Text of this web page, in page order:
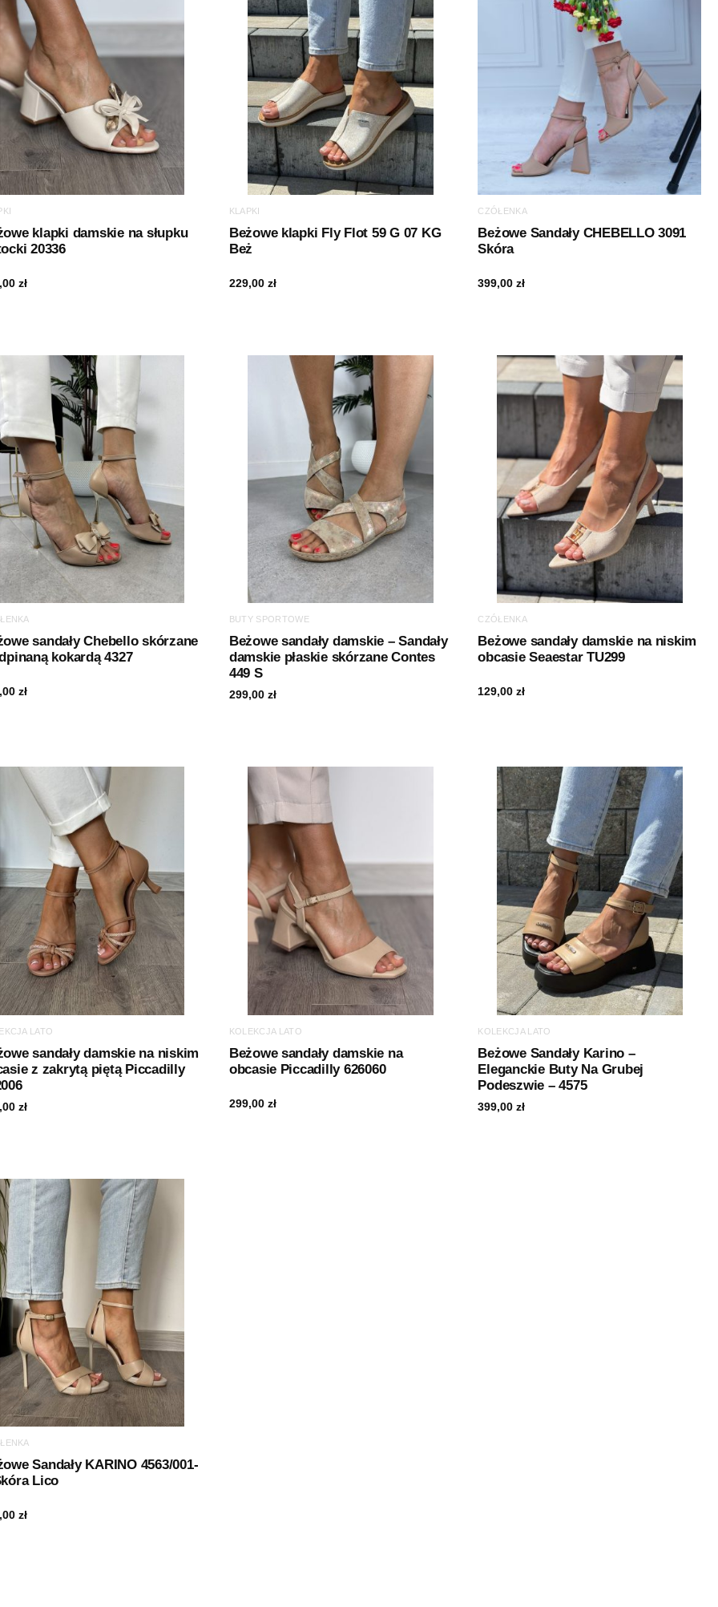
klapki damskie na słupku
20336
zł
KLAPKI
Beżowe klapki Fly Flot 59 G 07 KG
Beż
229,00 zł
CZÓŁENKA
Beżowe Sandały CHEBELLO 3091
Skóra
399,00zł
sandały Chebello skórzane
kokardą 4327
zł
BUTY SPORTOWE
Beżowe sandały damskie – Sandały
damskie płaskie skórzane Contes
449 S
299,00 zł
CZÓŁENKA
Beżowe sandały damskie na niskim
obcasie Seaestar TU299
129,00zł
LATO
sandały damskie na niskim
z zakrytą piętą Piccadilly
zł
KOLEKCJA LATO
Beżowe sandały damskie na
obcasie Piccadilly 626060
299,00 zł
KOLEKCJA LATO
Beżowe Sandały Karino –
Eleganckie Buty Na Grubej
Podeszwie – 4575
399,00zł
Sandały KARINO 4563/001-
Lico
zł